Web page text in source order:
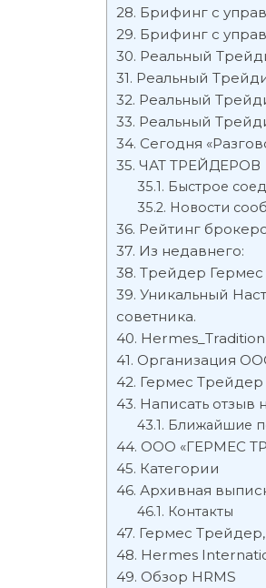
Брифинг с
Брифинг с
Реальный
Реальный
Реальный
Реальный
Сегодня
ЧАТ ТРЕЙДЕРОВ
Быстрое
Новости
Рейтинг
Из недавнего:
Трейдер Гермес
Уникальный
советника.
Hermes_Tradition
Организация
Гермес Трейдер
Написать отзыв
Ближайшие
ООО «ГЕРМЕС
Категории
Архивная
Контакты
Гермес
Hermes
Обзор HRMS